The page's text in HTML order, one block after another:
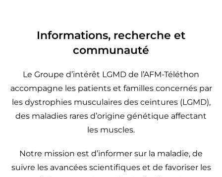
Informations, recherche et
communauté
Le Groupe d’intérêt LGMD de l’AFM-Téléthon
accompagne les patients et familles concernés par
les dystrophies musculaires des ceintures (LGMD),
des maladies rares d’origine génétique affectant
les muscles.
Notre mission est d’informer sur la maladie, de
suivre les avancées scientifiques et de favoriser les